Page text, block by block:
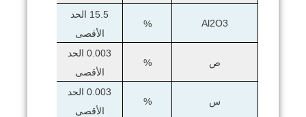
Al2O3
%
15.5 الحد
الأقصى
ص %
0.003 الحد
الأقصى
س %
0.003 الحد
الأقصى